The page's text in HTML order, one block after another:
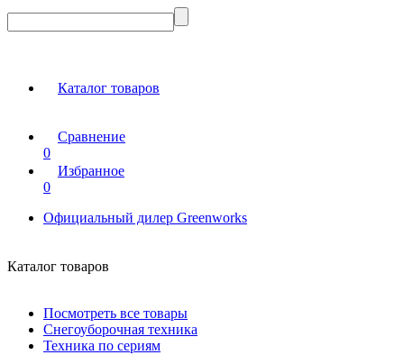
Каталог товаров
Сравнение
0
Избранное
0
Официальный дилер Greenworks
Каталог товаров
Посмотреть все товары
Снегоуборочная техника
Техника по сериям